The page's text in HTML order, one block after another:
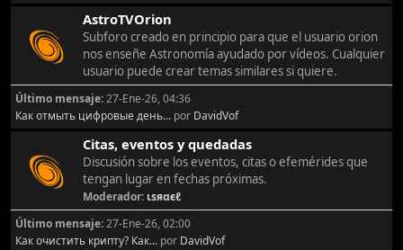
AstroTVOrion
Subforo creado en principio para que el usuario orion
nos enseñe Astronomía ayudado por vídeos. Cualquier
usuario puede crear temas similares si quiere.
Último mensaje:27-Ene-26, 04:36
Как отмыть цифровые день... por DavidVof
Citas, eventos y quedadas
Discusión sobre los eventos, citas o efemérides que
tengan lugar en fechas próximas.
Moderador: ιѕяαєℓ
Último mensaje:27-Ene-26, 02:00
Как очистить крипту? Как... por DavidVof